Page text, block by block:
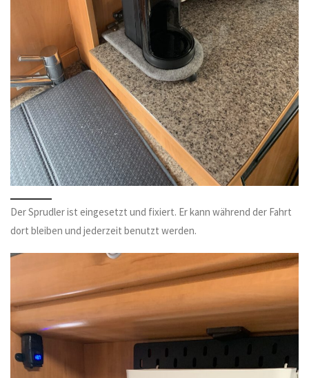
Der Sprudler ist eingesetzt und fixiert. Er kann während der Fahrt
dort bleiben und jederzeit benutzt werden.